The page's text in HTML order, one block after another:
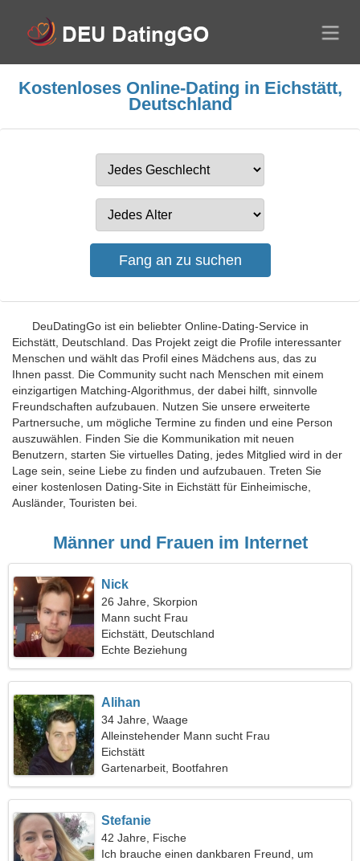
Kostenloses Online-Dating in Eichstätt,
Deutschland
DeuDatingGo ist ein beliebter Online-Dating-Service in
Eichstätt, Deutschland. Das Projekt zeigt die Profile interessanter
Menschen und wählt das Profil eines Mädchens aus, das zu
Ihnen passt. Die Community sucht nach Menschen mit einem
einzigartigen Matching-Algorithmus, der dabei hilft, sinnvolle
Freundschaften aufzubauen. Nutzen Sie unsere erweiterte
Partnersuche, um mögliche Termine zu finden und eine Person
auszuwählen. Finden Sie die Kommunikation mit neuen
Benutzern, starten Sie virtuelles Dating, jedes Mitglied wird in der
Lage sein, seine Liebe zu finden und aufzubauen. Treten Sie
einer kostenlosen Dating-Site in Eichstätt für Einheimische,
Ausländer, Touristen bei.
Männer und Frauen im Internet
Nick
26 Jahre, Skorpion
Mann sucht Frau
Eichstätt, Deutschland
Echte Beziehung
Alihan
34 Jahre, Waage
Alleinstehender Mann sucht Frau
Eichstätt
Gartenarbeit, Bootfahren
Stefanie
42 Jahre, Fische
Ich brauche einen dankbaren Freund, um